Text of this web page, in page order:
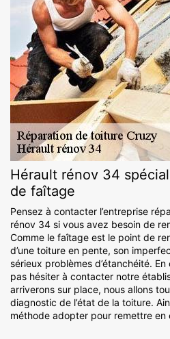
Hérault rénov 34
de faîtage
Pensez à contacter l’entreprise
rénov 34 si vous avez besoin de
Comme le faîtage est le point de
d’une toiture en pente, son
sérieux problèmes d’étanchéité.
pas hésiter à contacter notre
arriverons sur place, nous allons
diagnostic de l’état de la toiture.
méthode adopter pour remettre